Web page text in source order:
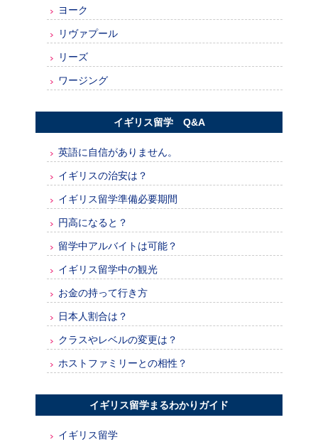
ヨーク
リヴァプール
リーズ
ワージング
イギリス留学 Q&A
英語に自信がありません。
イギリスの治安は？
イギリス留学準備必要期間
円高になると？
留学中アルバイトは可能？
イギリス留学中の観光
お金の持って行き方
日本人割合は？
クラスやレベルの変更は？
ホストファミリーとの相性？
イギリス留学まるわかりガイド
イギリス留学